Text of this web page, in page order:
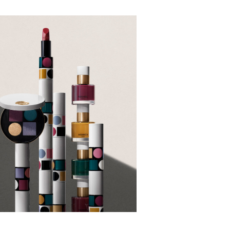
17 novembre 2025
Beauté Automne-
hiver 2025 : la forme
ligne de force